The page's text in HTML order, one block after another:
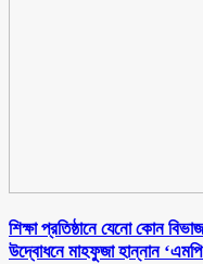
শিক্ষা প্রতিষ্ঠানে যেনো কোন
উদ্বোধনে মাহফুজা হান্নান